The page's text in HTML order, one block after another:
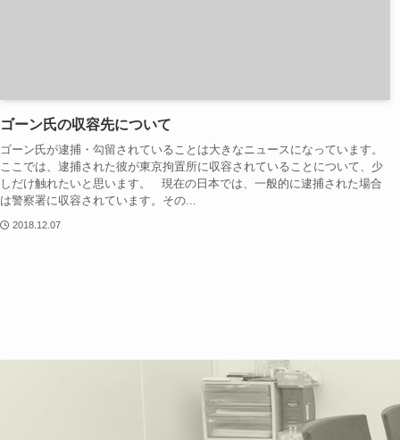
ゴーン氏の収容先について
ゴーン氏が逮捕・勾留されていることは大きなニュースになっています。
ここでは、逮捕された彼が東京拘置所に収容されていることについて、少
しだけ触れたいと思います。 現在の日本では、一般的に逮捕された場合
は警察署に収容されています。その...
2018.12.07